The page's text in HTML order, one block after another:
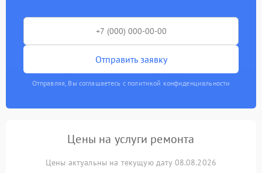
Отправить заявку
Отправляя, Вы соглашаетесь с политикой конфиденциальности
Цены на услуги ремонта
Цены актуальны на текущую дату 08.08.2026